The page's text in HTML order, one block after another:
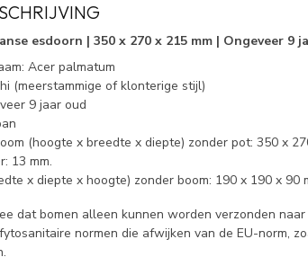
esdoorn | 350 x 270 x 215 mm | Ongeveer 9
Acer palmatum
(meerstammige of klonterige stijl)
9 jaar oud
(hoogte x breedte x diepte) zonder pot: 350 x
13 mm.
x diepte x hoogte) zonder boom: 190 x 190 x 90
dat bomen alleen kunnen worden verzonden
normen die afwijken van de EU-norm,